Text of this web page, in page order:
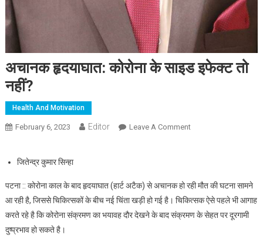
अचानक हृदयाघात: कोरोना के साइड इफेक्ट तो
नहीं?
Health And Motivation
February 6, 2023 Editor Leave A CommentOn अचानक हृदयाघात:
जितेन्द्र कुमार सिन्हा
पटना :: कोरोना काल के बाद हृदयाघात (हार्ट अटैक) से अचानक हो रही मौत की घटना सामने
आ रही है, जिससे चिकित्सकों के बीच नई चिंता खड़ी हो गई है। चिकित्सक ऐसे पहले भी आगाह
करते रहे है कि कोरोना संक्रमण का भयावह दौर देखने के बाद संक्रमण के सेहत पर दूरगामी
दुष्प्रभाव हो सकते है।